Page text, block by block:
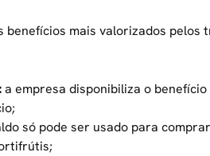
benefícios mais valorizados
a empresa disponibiliza o
só pode ser usado para